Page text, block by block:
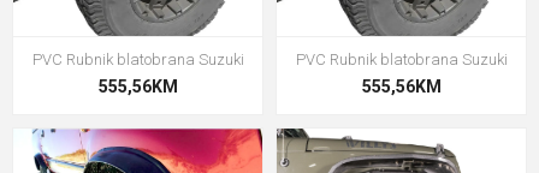
PVC Rubnik blatobrana Suzuki
555,56KM
PVC Rubnik blatobrana Suzuki
555,56KM